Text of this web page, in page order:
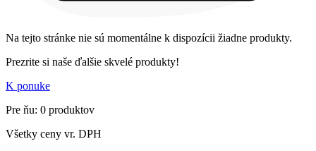
Na tejto stránke nie sú momentálne k dispozícii žiadne produkty.
Prezrite si naše ďalšie skvelé produkty!
K ponuke
Pre ňu: 0 produktov
Všetky ceny vr. DPH